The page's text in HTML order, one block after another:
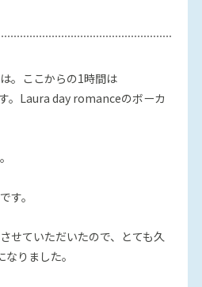
。ここからの1時間は
。Laura day romanceのボーカ
す。
せていただいたので、とても久
りました。